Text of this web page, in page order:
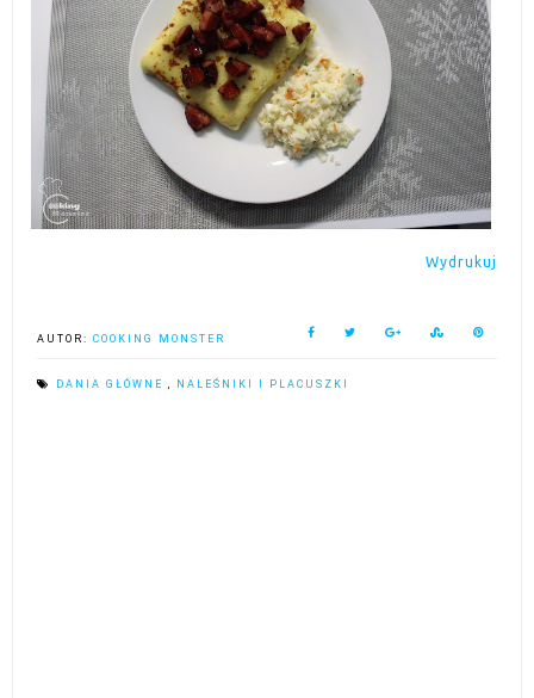
Wydrukuj
AUTOR: COOKING MONSTER
DANIA GŁÓWNE , NALEŚNIKI I PLACUSZKI